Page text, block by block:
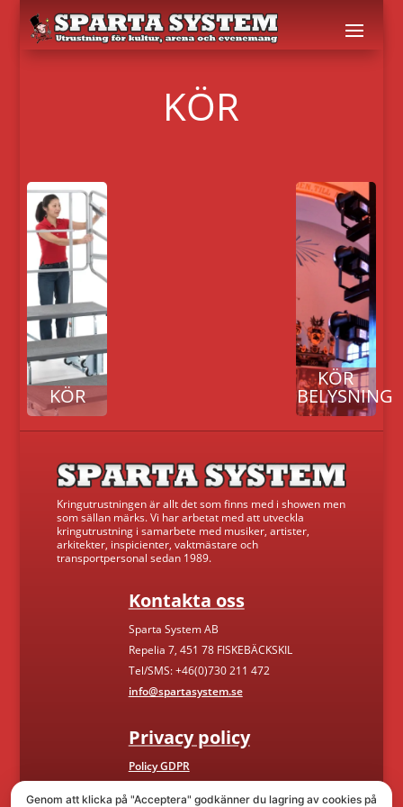
KÖR
KÖR
KÖR
BELYSNING
Kringutrustningen är allt det som finns med i showen men
som sällan märks. Vi har arbetat med att utveckla
kringutrustning i samarbete med musiker, artister,
arkitekter, inspicienter, vaktmästare och
transportpersonal sedan 1989.
Kontakta oss
Sparta System AB
Repelia 7, 451 78 FISKEBÄCKSKIL
Tel/SMS: +46(0)730 211 472
info@spartasystem.se
Privacy policy
Policy GDPR
Genom att klicka på "Acceptera" godkänner du lagring av cookies på